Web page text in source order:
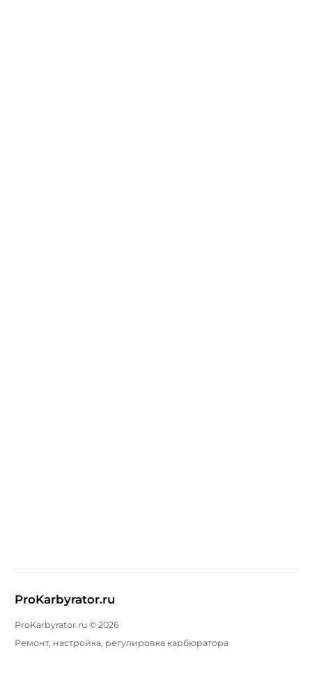
ProKarbyrator.ru
ProKarbyrator.ru © 2026
Ремонт, настройка, регулировка карбюратора